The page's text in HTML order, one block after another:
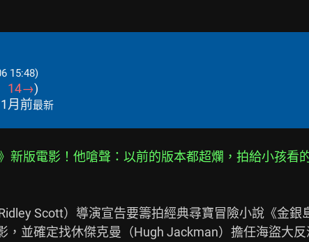
15:48)
14→)
月前最新
新版電影！他嗆聲：以前的版本都超爛，拍給小孩看
Scott）導演宣告要籌拍經典尋寶冒險小說《金銀
，並確定找休傑克曼（Hugh Jackman）擔任海盜大